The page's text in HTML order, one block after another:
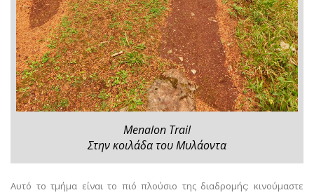
Menalon Trail
Στην κοιλάδα του Μυλάοντα
Αυτό το τμήμα είναι το πιό πλούσιο της διαδρομής: κινούμαστε